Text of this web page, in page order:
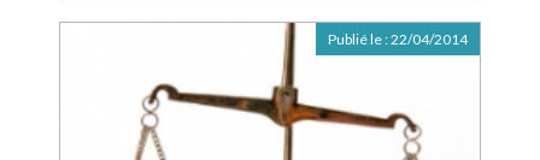
Publié le :22/04/2014